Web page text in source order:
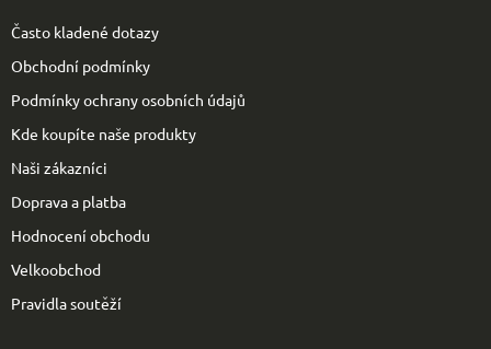
Často kladené dotazy
Obchodní podmínky
Podmínky ochrany osobních údajů
Kde koupíte naše produkty
Naši zákazníci
Doprava a platba
Hodnocení obchodu
Velkoobchod
Pravidla soutěží